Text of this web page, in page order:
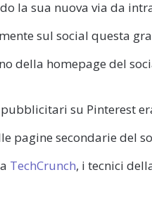
la sua nuova via da
sul social questa
della homepage del
su Pinterest
pagine secondarie del
TechCrunch, i tecnici